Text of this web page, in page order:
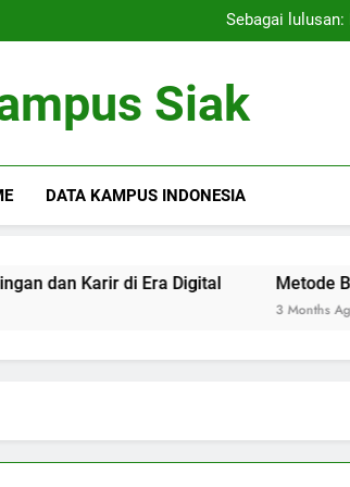
Sebagai lulusan:
Sebagai
Siak
DATA KAMPUS INDONESIA
Karir di Era Digital Metode Berhasil
3 Months Ago